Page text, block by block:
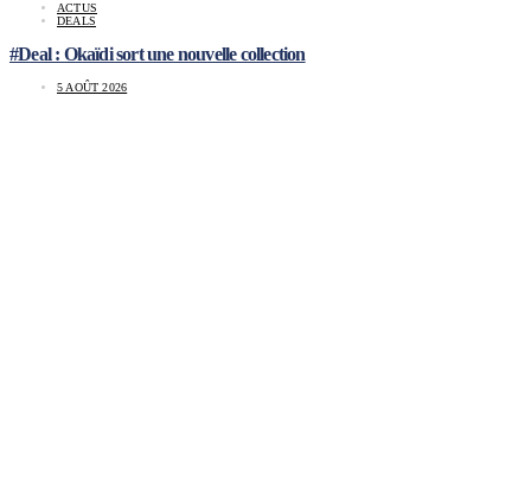
ACTUS
DEALS
#Deal : Okaïdi sort une nouvelle collection
5 AOÛT 2026